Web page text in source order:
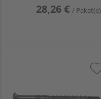
28,26 € / Paket(e)